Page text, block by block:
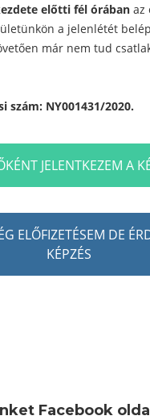
előtti fél órában az
a jelenlétét
már nem tud
szám: NY001431/2020.
JELENTKEZEM A
ELŐFIZETÉSEM DE
KÉPZÉS
Facebook